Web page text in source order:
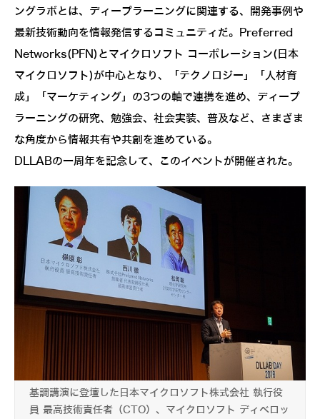
ングラボとは、ディープラーニングに関連する、開発事例や
最新技術動向を情報発信するコミュニティだ。Preferred
Networks(PFN)とマイクロソフト コーポレーション(日本
マイクロソフト)が中心となり、「テクノロジー」「人材育
成」「マーケティング」の3つの軸で連携を進め、ディープ
ラーニングの研究、勉強会、社会実装、普及など、さまざま
な角度から情報共有や共創を進めている。
DLLABの一周年を記念して、このイベントが開催された。
基調講演に登壇した日本マイクロソフト株式会社 執行役
員 最高技術責任者（CTO）、マイクロソフト ディベロッ